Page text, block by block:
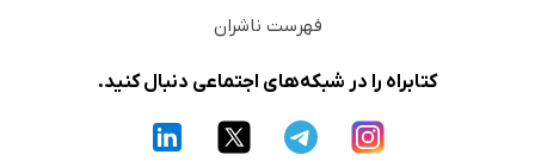
فهرست ناشران
کتابراه را در شبکه‌های اجتماعی دنبال کنید.